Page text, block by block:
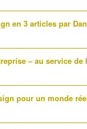
en 3 articles par
– au service de
pour un monde